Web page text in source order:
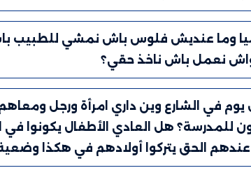
وما عنديش فلوس باش نمشي للطبيب
نعمل باش ناخذ حقي؟
في الشارع وين داري امرأة ورجل
للمدرسة؟ هل العادي الأطفال يكونوا
عندهم الحق يتركوا أولادهم في هكذا